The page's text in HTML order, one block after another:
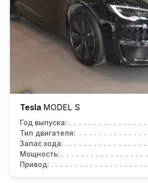
Tesla MODEL S
Год выпуска:
Тип двигателя:
Запас хода:
Мощность:
Привод: